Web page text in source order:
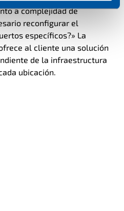
a complejidad de
reconfigurar el
específicos?» La
al cliente una solución
de la infraestructura
ubicación.